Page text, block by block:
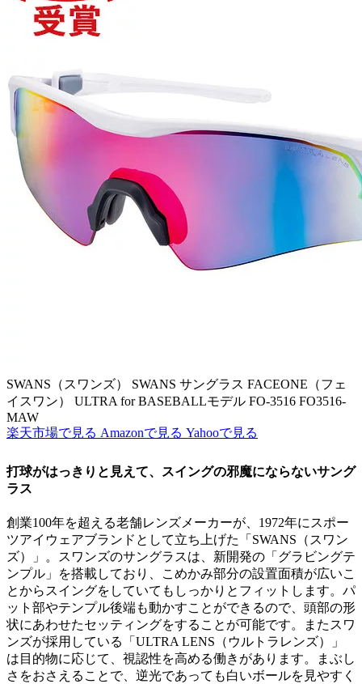
SWANS（スワンズ） SWANS サングラス FACEONE（フェ
イスワン） ULTRA for BASEBALLモデル FO-3516 FO3516-
MAW
楽天市場で見る Amazonで見る Yahooで見る
打球がはっきりと見えて、スイングの邪魔にならないサング
ラス
創業100年を超える老舗レンズメーカーが、1972年にスポー
ツアイウェアブランドとして立ち上げた「SWANS（スワン
ズ）」。スワンズのサングラスは、新開発の「グラビングテ
ンプル」を搭載しており、こめかみ部分の設置面積が広いこ
とからスイングをしていてもしっかりとフィットします。パ
ット部やテンプル後端も動かすことができるので、頭部の形
状にあわせたセッティングをすることが可能です。またスワ
ンズが採用している「ULTRA LENS（ウルトラレンズ）」
は目的物に応じて、視認性を高める働きがあります。まぶし
さをおさえることで、逆光であっても白いボールを見やすく